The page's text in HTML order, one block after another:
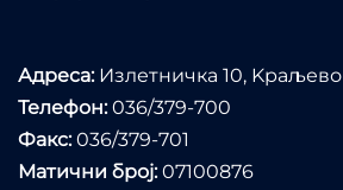
Адреса:Излетничка 10, Kраљево
Телефон:036/379-700
Факс:036/379-701
Матични број:07100876